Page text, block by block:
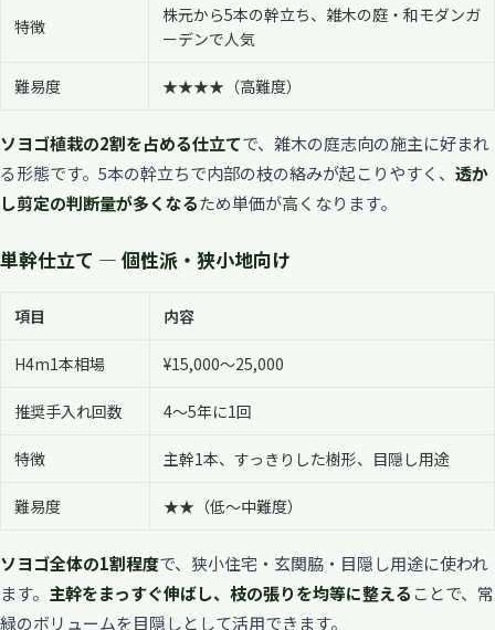
特徴
株元から5本の幹立ち、雑木の庭・和モダンガ
ーデンで人気
難易度 ★★★★（高難度）
ソヨゴ植栽の2割を占める仕立てで、雑木の庭志向の施主に好まれ
る形態です。5本の幹立ちで内部の枝の絡みが起こりやすく、 透か
し剪定の判断量が多くなるため単価が高くなります。
単幹仕立て — 個性派・狭小地向け
項目 内容
H4m1本相場 ¥15,000〜25,000
推奨手入れ回数 4〜5年に1回
特徴 主幹1本、すっきりした樹形、目隠し用途
難易度 ★★（低〜中難度）
ソヨゴ全体の1割程度で、狭小住宅・玄関脇・目隠し用途に使われ
ます。 主幹をまっすぐ伸ばし、枝の張りを均等に整えることで、常
緑のボリュームを目隠しとして活用できます。